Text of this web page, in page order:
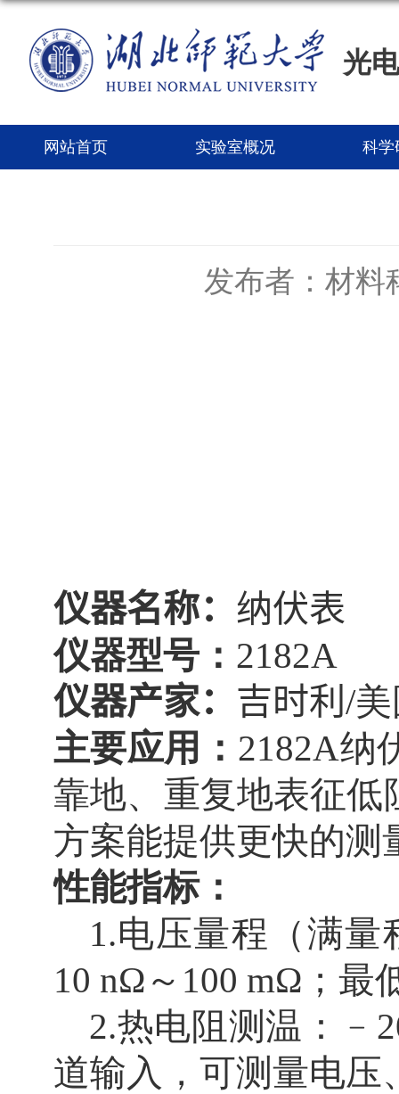
光
网站首页 实验室概况 科学
发布者：材料
仪器名称： 纳伏表
仪器型号： 2182A
仪器产家： 吉时利 /
主要应用： 2182A纳
靠地、重复地表征
方案能提供更快的测
性能指标：
1.电压量程（满量
10 nΩ～ 100 mΩ ；最
2.热电阻测温：
道输入，可测量电压